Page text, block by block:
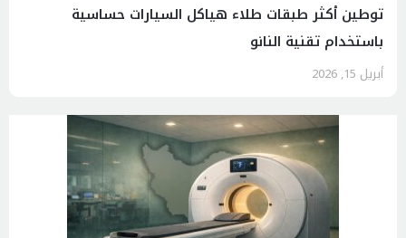
توطين أكثر طبقات طلاء هياكل السيارات حساسية
باستخدام تقنية النانو
أبريل 15, 2026